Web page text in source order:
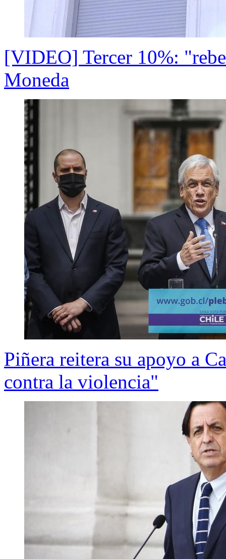
[VIDEO] Tercer 10%:
Moneda
Piñera reitera su apoyo a
contra la violencia"